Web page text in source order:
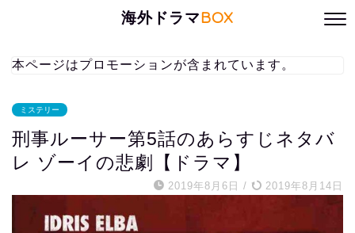
海外ドラマBOX
本ページはプロモーションが含まれています。
ミステリー
刑事ルーサー第5話のあらすじネタバ
レ ゾーイの悲劇【ドラマ】
2019年8月6日 / 2019年8月14日